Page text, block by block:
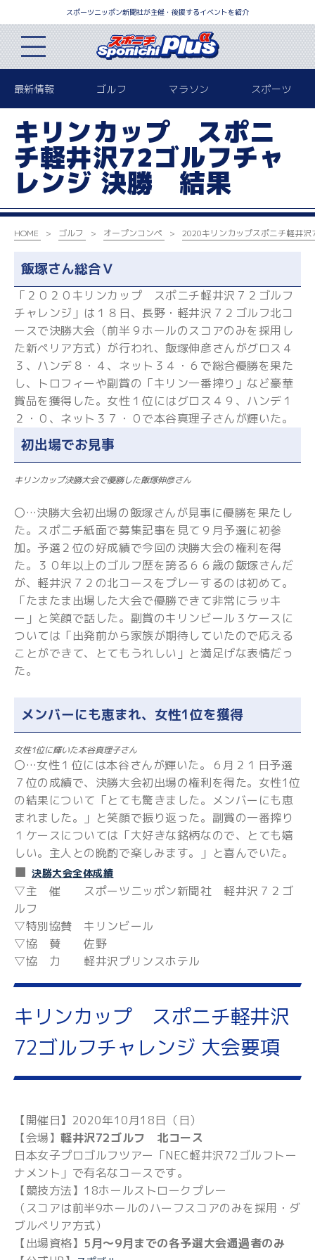
スポーツニッポン新聞社が主催・後援するイベントを紹介
最新情報 ゴルフ マラソン スポーツ
キリンカップ スポニ
チ軽井沢72ゴルフチャ
レンジ 決勝 結果
HOME ゴルフ オープンコンペ 2020キリンカップスポニチ軽井
飯塚さん総合Ｖ
「２０２０キリンカップ スポニチ軽井沢７２ゴルフ
チャレンジ」は１８日、長野・軽井沢７２ゴルフ北コ
ースで決勝大会（前半９ホールのスコアのみを採用し
た新ペリア方式）が行われ、飯塚伸彦さんがグロス４
３、ハンデ８・４、ネット３４・６で総合優勝を果た
し、トロフィーや副賞の「キリン一番搾り」など豪華
賞品を獲得した。女性１位にはグロス４９、ハンデ１
２・０、ネット３７・０で本谷真理子さんが輝いた。
初出場でお見事
キリンカップ決勝大会で優勝した飯塚伸彦さん
〇…決勝大会初出場の飯塚さんが見事に優勝を果たし
た。スポニチ紙面で募集記事を見て９月予選に初参
加。予選２位の好成績で今回の決勝大会の権利を得
た。３０年以上のゴルフ歴を誇る６６歳の飯塚さんだ
が、軽井沢７２の北コースをプレーするのは初めて。
「たまたま出場した大会で優勝できて非常にラッキ
ー」と笑顔で話した。副賞のキリンビール３ケースに
ついては「出発前から家族が期待していたので応える
ことができて、とてもうれしい」と満足げな表情だっ
た。
メンバーにも恵まれ、女性1位を獲得
女性1位に輝いた本谷真理子さん
〇…女性１位には本谷さんが輝いた。６月２１日予選
７位の成績で、決勝大会初出場の権利を得た。女性1位
の結果について「とても驚きました。メンバーにも恵
まれました。」と笑顔で振り返った。副賞の一番搾り
１ケースについては「大好きな銘柄なので、とても嬉
しい。主人との晩酌で楽しみます。」と喜んでいた。
■決勝大会全体成績
▽主 催 スポーツニッポン新聞社 軽井沢７２ゴ
ルフ
▽特別協賛 キリンビール
▽協 賛 佐野
▽協 力 軽井沢プリンスホテル
キリンカップ スポニチ軽井沢
72ゴルフチャレンジ 大会要項
【開催日】2020年10月18日（日）
【会場】軽井沢72ゴルフ 北コース
日本女子プロゴルフツアー「NEC軽井沢72ゴルフトー
ナメント」で有名なコースです。
【競技方法】18ホールストロークプレー
（スコアは前半9ホールのハーフスコアのみを採用・ダ
ブルペリア方式）
【出場資格】 5月～9月までの各予選大会通過者のみ